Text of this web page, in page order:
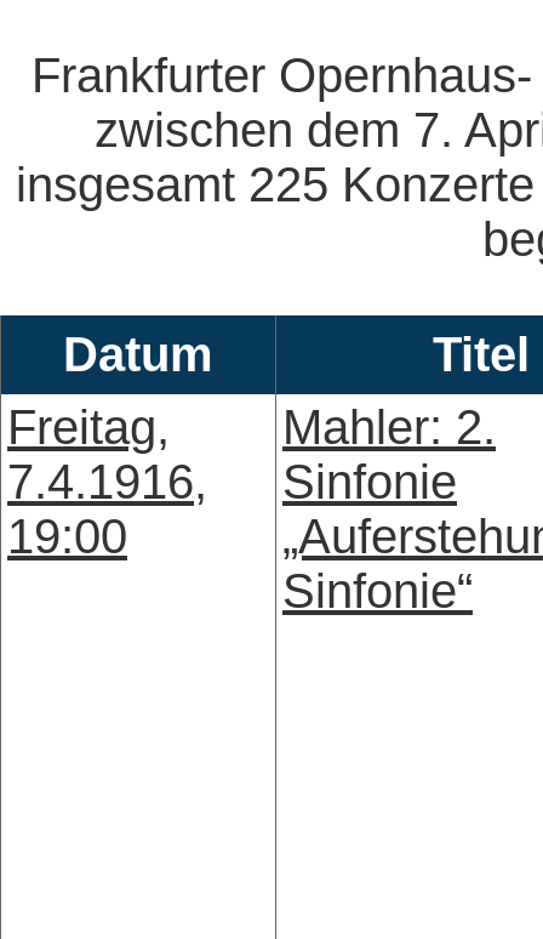
Frankfurter
zwischen dem 7.
insgesamt 225
Datum
Titel
Freitag,
7.4.1916,
19:00
Mahler: 2.
Sinfonie
Sinfonie“